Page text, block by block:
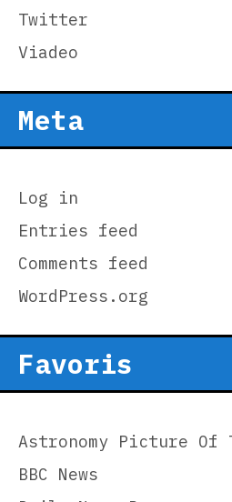
Twitter
Viadeo
Meta
Log in
Entries feed
Comments feed
WordPress.org
Favoris
Astronomy Picture Of
BBC News